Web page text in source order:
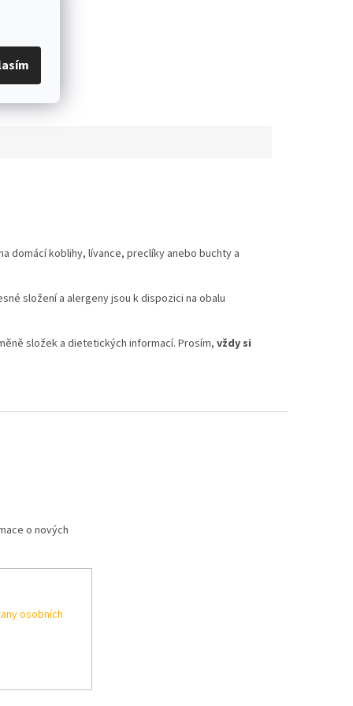
domácí koblihy, lívance, preclíky anebo buchty a
složení a alergeny jsou k dispozici na obalu
složek a dietetických informací. Prosím, vždy si
o nových
osobních